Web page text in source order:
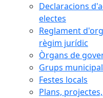
Declaracions
electes
Reglament
règim jurídic
Òrgans de
Grups
Festes locals
Plans,